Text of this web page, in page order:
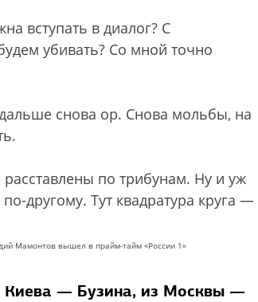
вступать в диалог? С
убивать? Со мной точно
снова ор. Снова мольбы, на
по трибунам. Ну и уж
другому. Тут квадратура круга —
Мамонтов вышел в прайм-тайм «России 1»
Киева — Бузина, из Москвы —